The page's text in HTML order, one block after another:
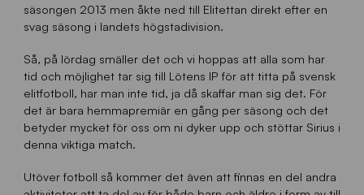
säsongen 2013 men åkte ned till Elitettan direkt efter en
svag säsong i landets högstadivision.
Så, på lördag smäller det och vi hoppas att alla som har
tid och möjlighet tar sig till Lötens IP för att titta på svensk
elitfotboll, har man inte tid, ja då skaffar man sig det. För
det är bara hemmapremiär en gång per säsong och det
betyder mycket för oss om ni dyker upp och stöttar Sirius i
denna viktiga match.
Utöver fotboll så kommer det även att finnas en del andra